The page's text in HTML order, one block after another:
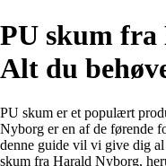
PU skum
Alt du
PU skum er et populært
Nyborg er en af de førende
denne guide vil vi give dig
skum fra Harald Nyborg,